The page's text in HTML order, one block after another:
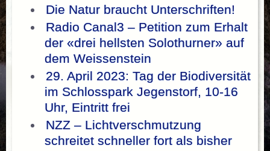
Die Natur braucht Unterschriften!
Radio Canal3 – Petition zum Erhalt
der «drei hellsten Solothurner» auf
dem Weissenstein
29. April 2023: Tag der Biodiversität
im Schlosspark Jegenstorf, 10-16
Uhr, Eintritt frei
NZZ – Lichtverschmutzung
schreitet schneller fort als bisher